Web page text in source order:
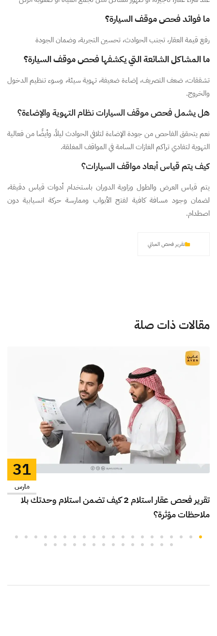
ما فوائد فحص موقف السيارة؟
رفع قيمة العقار، تجنب الحوادث، تحسين التجربة، وضمان الجودة
ما المشاكل الشائعة التي يكشفها فحص موقف السيارة؟
تشققات، ضعف التصريف، إضاءة ضعيفة، تهوية سيئة، وسوء تنظيم الدخول
والخروج.
هل يشمل فحص موقف السيارات نظام التهوية والإضاءة؟
نعم يتحقق الفاحص من جودة الإضاءة لتلافي الحوادث ليلاً، وأيضًا من فعالية
التهوية لتفادي تراكم الغازات السامة في المواقف المغلقة.
كيف يتم قياس أبعاد مواقف السيارات؟
يتم قياس العرض والطول وزاوية الدوران باستخدام أدوات قياس دقيقة،
لضمان وجود مسافة كافية لفتح الأبواب وممارسة حركة انسيابية دون
اصطدام.
تقرير فحص المباني
مقالات ذات صلة
تقرير فحص عقار استلام 2 كيف تضمن استلام وحدتك بلا
ملاحظات مؤثرة؟
31
مارس